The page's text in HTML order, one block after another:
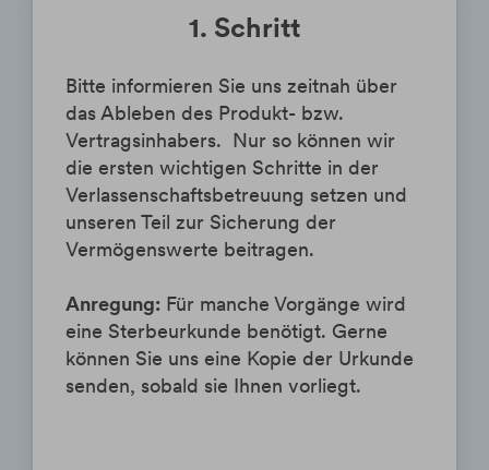
1. Schritt
Bitte informieren Sie uns zeitnah über
das Ableben des Produkt- bzw.
Vertragsinhabers. Nur so können wir
die ersten wichtigen Schritte in der
Verlassenschaftsbetreuung setzen und
unseren Teil zur Sicherung der
Vermögenswerte beitragen.
Anregung: Für manche Vorgänge wird
eine Sterbeurkunde benötigt. Gerne
können Sie uns eine Kopie der Urkunde
senden, sobald sie Ihnen vorliegt.